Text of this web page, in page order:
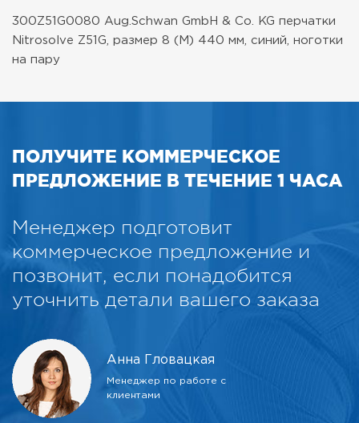
300Z51G0080 Aug.Schwan GmbH & Co. KG перчатки
Nitrosolve Z51G, размер 8 (M) 440 мм, синий, ноготки
на пару
ПОЛУЧИТЕ КОММЕРЧЕСКОЕ
ПРЕДЛОЖЕНИЕ В ТЕЧЕНИЕ 1 ЧАСА
Менеджер подготовит
коммерческое предложение и
позвонит, если понадобится
уточнить детали вашего заказа
Анна Гловацкая
Менеджер по работе с
клиентами